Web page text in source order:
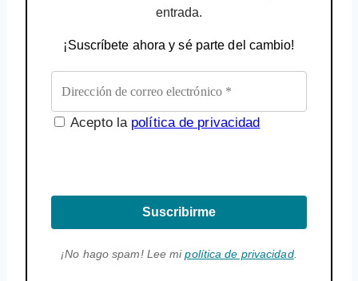
entrada.
¡Suscríbete ahora y sé parte del cambio!
Acepto la política de privacidad
Suscribirme
¡No hago spam! Lee mipolítica de privacidad.